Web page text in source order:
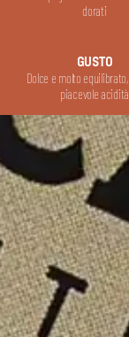
dorati
GUSTO
Dolce e molto
piacevole acidità